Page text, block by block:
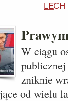
LECH
W ciągu
publicznej
zniknie
od wielu